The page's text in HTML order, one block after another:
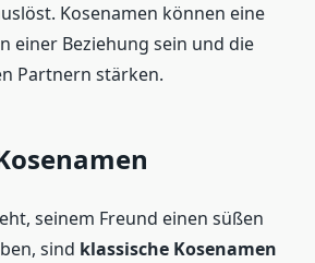
Kosenamen können eine
einer Beziehung sein und die
Partnern stärken.
seinem Freund einen süßen
sind klassische Kosenamen